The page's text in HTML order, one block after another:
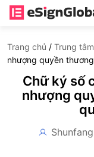
Trang chủ / Trung
nhượng quyền
Chữ ký số
nhượng
Shunfang